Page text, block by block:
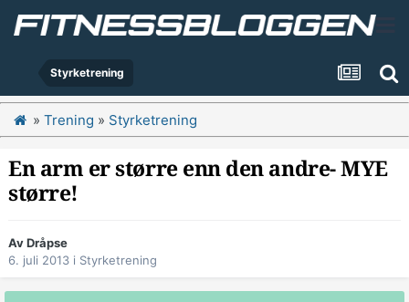
Styrketrening
» Trening » Styrketrening
En arm er større enn den andre- MYE
større!
AvDråpse
6. juli 2013 i Styrketrening